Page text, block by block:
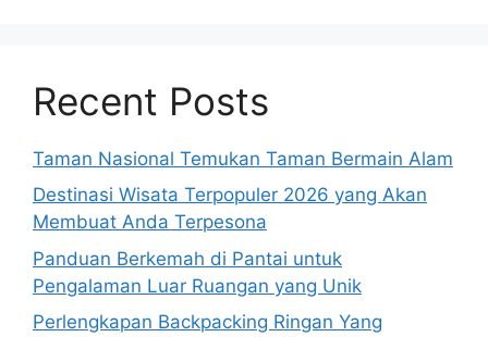
Recent Posts
Taman Nasional Temukan Taman Bermain Alam
Destinasi Wisata Terpopuler 2026 yang Akan
Membuat Anda Terpesona
Panduan Berkemah di Pantai untuk
Pengalaman Luar Ruangan yang Unik
Perlengkapan Backpacking Ringan Yang